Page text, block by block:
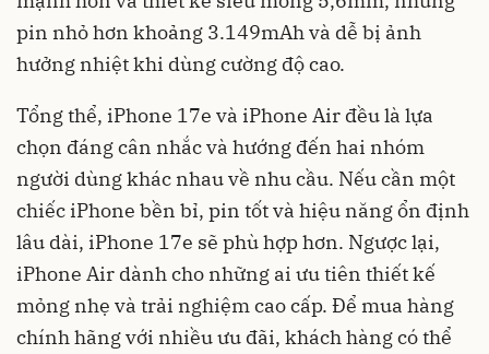
pin nhỏ hơn khoảng 3.149mAh và dễ bị ảnh
hưởng nhiệt khi dùng cường độ cao.
Tổng thể, iPhone 17e và iPhone Air đều là lựa
chọn đáng cân nhắc và hướng đến hai nhóm
người dùng khác nhau về nhu cầu. Nếu cần một
chiếc iPhone bền bỉ, pin tốt và hiệu năng ổn định
lâu dài, iPhone 17e sẽ phù hợp hơn. Ngược lại,
iPhone Air dành cho những ai ưu tiên thiết kế
mỏng nhẹ và trải nghiệm cao cấp. Để mua hàng
chính hãng với nhiều ưu đãi, khách hàng có thể